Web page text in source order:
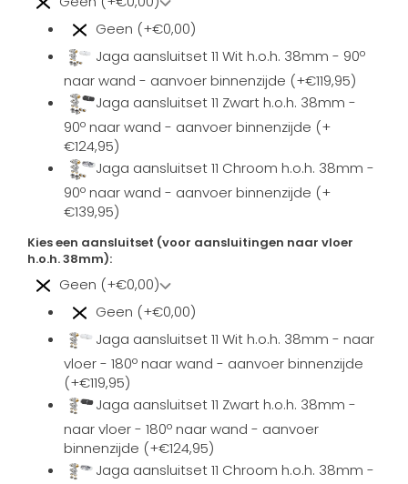
Geen (+€0,00)
Jaga aansluitset 11 Wit h.o.h. 38mm - 90º
naar wand - aanvoer binnenzijde (+€119,95)
Jaga aansluitset 11 Zwart h.o.h. 38mm -
90º naar wand - aanvoer binnenzijde (+
€124,95)
Jaga aansluitset 11 Chroom h.o.h. 38mm -
90º naar wand - aanvoer binnenzijde (+
€139,95)
Kies een aansluitset (voor aansluitingen naar vloer
h.o.h. 38mm):
Geen (+€0,00)
Geen (+€0,00)
Jaga aansluitset 11 Wit h.o.h. 38mm - naar
vloer - 180º naar wand - aanvoer binnenzijde
(+€119,95)
Jaga aansluitset 11 Zwart h.o.h. 38mm -
naar vloer - 180º naar wand - aanvoer
binnenzijde (+€124,95)
Jaga aansluitset 11 Chroom h.o.h. 38mm -